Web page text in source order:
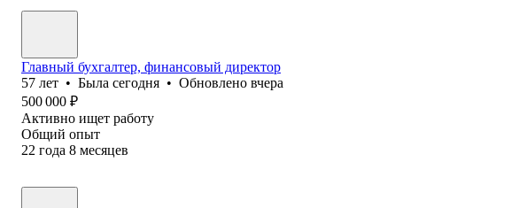
Главный бухгалтер, финансовый директор
57 лет • Была сегодня • Обновлено вчера
500 000 ₽
Активно ищет работу
Общий опыт
22 года 8 месяцев